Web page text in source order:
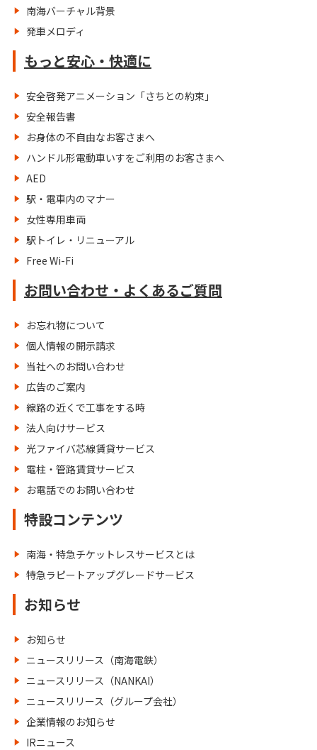
南海バーチャル背景
発車メロディ
もっと安心・快適に
安全啓発アニメーション「さちとの約束」
安全報告書
お身体の不自由なお客さまへ
ハンドル形電動車いすをご利用のお客さまへ
AED
駅・電車内のマナー
女性専用車両
駅トイレ・リニューアル
Free Wi-Fi
お問い合わせ・よくあるご質問
お忘れ物について
個人情報の開示請求
当社へのお問い合わせ
広告のご案内
線路の近くで工事をする時
法人向けサービス
光ファイバ芯線賃貸サービス
電柱・管路賃貸サービス
お電話でのお問い合わせ
特設コンテンツ
南海・特急チケットレスサービスとは
特急ラピートアップグレードサービス
お知らせ
お知らせ
ニュースリリース（南海電鉄）
ニュースリリース（NANKAI）
ニュースリリース（グループ会社）
企業情報のお知らせ
IRニュース